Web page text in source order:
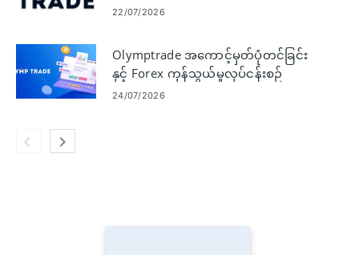
ခြင်းနှင့် ကုန်သွယ်မှု
22/07/2026
Olymptrade အကောင့်မှတ်ပုံတင်ခြင်း
နှင့် Forex ကုန်သွယ်မှုလုပ်ငန်းစဉ်
24/07/2026